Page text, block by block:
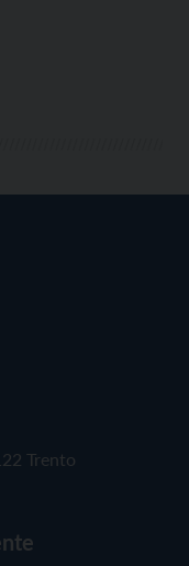
Trento